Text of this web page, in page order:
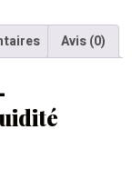
Avis (0)